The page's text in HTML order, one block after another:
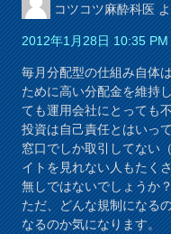
コツコツ麻酔科医
2012年1月28日 10:35 PM
毎月分配型の仕組み自体
ために高い分配金を維持
ても運用会社にとっても
投資は自己責任とはいっ
窓口でしか取引してない
イトを見れない人もたく
無しではないでしょうか
ただ、どんな規制になる
なるのか気になります。